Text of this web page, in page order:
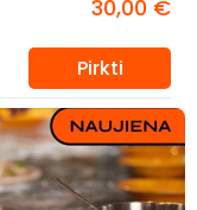
30,00 €
Pirkti